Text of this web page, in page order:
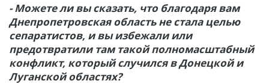
- Можете ли вы сказать, что благодаря вам
Днепропетровская область не стала целью
сепаратистов, и вы избежали или
предотвратили там такой полномасштабный
конфликт, который случился в Донецкой и
Луганской областях?